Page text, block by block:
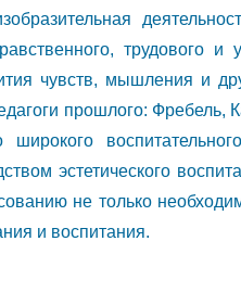
трудового
чувств, мышления и
прошлого: Фребель,
широкого
эстетического
не только
и воспитания.